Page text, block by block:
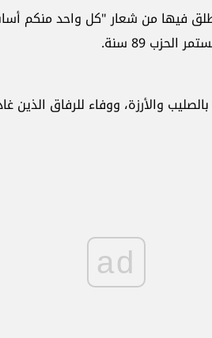
فيها من شعار "كل واحد منكم
89 سنة.
بالصليب والأرزة، ووفاء للرفاق الذين
ad